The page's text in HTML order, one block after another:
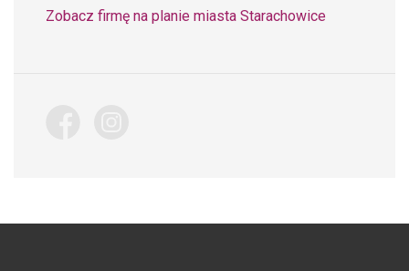
Zobacz firmę na planie miasta Starachowice